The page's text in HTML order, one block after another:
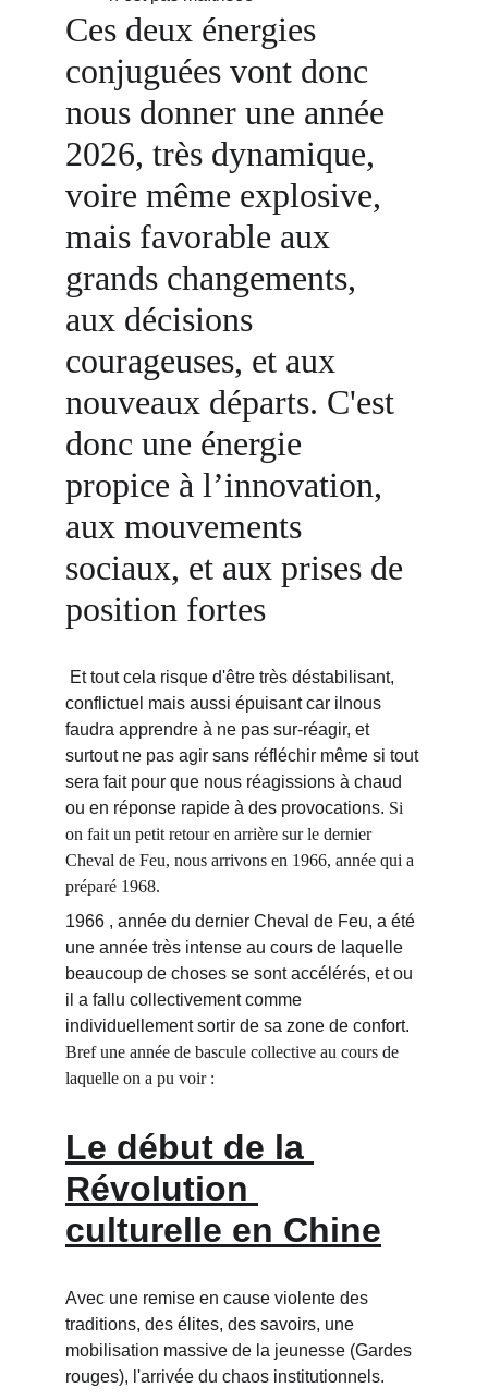
Ces deux énergies
conjuguées vont donc
nous donner une année
2026, très dynamique,
voire même explosive,
mais favorable aux
grands changements,
aux décisions
courageuses, et aux
nouveaux départs. C'est
donc une énergie
propice à l’innovation,
aux mouvements
sociaux, et aux prises de
position fortes
Et tout cela risque d'être très déstabilisant,
conflictuel mais aussi épuisant car ilnous
faudra apprendre à ne pas sur-réagir, et
surtout ne pas agir sans réfléchir même si tout
sera fait pour que nous réagissions à chaud
ou en réponse rapide à des provocations. Si
on fait un petit retour en arrière sur le dernier
Cheval de Feu, nous arrivons en 1966, année qui a
préparé 1968.
1966 , année du dernier Cheval de Feu, a été
une année très intense au cours de laquelle
beaucoup de choses se sont accélérés, et ou
il a fallu collectivement comme
individuellement sortir de sa zone de confort.
Bref une année de bascule collective au cours de
laquelle on a pu voir :
Le début de la
Révolution
culturelle en Chine
Avec une remise en cause violente des
traditions, des élites, des savoirs, une
mobilisation massive de la jeunesse (Gardes
rouges), l'arrivée du chaos institutionnels.